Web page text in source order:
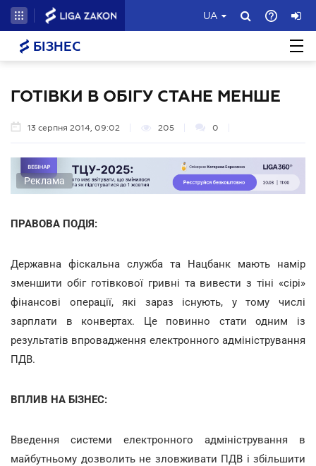
UA
БІЗНЕС
ГОТІВКИ В ОБІГУ СТАНЕ МЕНШЕ
13 серпня 2014, 09:02 205 0
Реклама
ПРАВОВА ПОДІЯ:
Державна фіскальна служба та Нацбанк мають намір
зменшити обіг готівкової гривні та вивести з тіні «сірі»
фінансові операції, які зараз існують, у тому числі
зарплати в конвертах. Це повинно стати одним із
результатів впровадження електронного адміністрування
ПДВ.
ВПЛИВ НА БІЗНЕС:
Введення системи електронного адміністрування в
майбутньому дозволить не зловживати ПДВ і збільшити